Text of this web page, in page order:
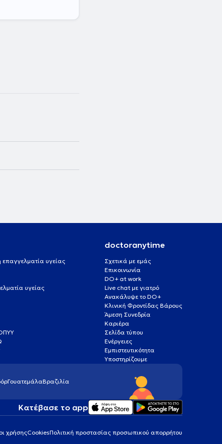
επαγγελματία υγείας
υγείας
doctoranytime
Σχετικά με εμάς
Επικοινωνία
DO+ at work
Live chat με γιατρό
Ανακάλυψε το DO+
Κλινική Φροντίδας Βάρους
Άμεση Συνεδρία
Καριέρα
Σελίδα τύπου
Ενέργειες
Εμπιστευτικότητα
Υποστηρίζουμε
ΓουατεμάλαΒραζιλία
Κατέβασε το app
χρήσηςCookiesΠολιτική προστασίας προσωπικού απορρήτου